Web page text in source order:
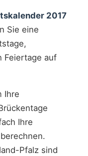
2017
Sie eine
Feiertage auf
Ihre
Ihre
Pfalz sind